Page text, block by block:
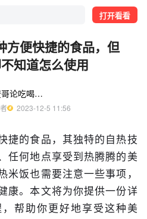
打开看看
方便快捷的食品，但
知道怎么使用
奎哥论吃喝玩乐耍
  2023-12-5 11:56
捷的食品，其独特的自热技
任何地点享受到热腾腾的美
米饭也需要注意一些事项，
康。本文将为你提供一份详
帮助你更好地享受这种美